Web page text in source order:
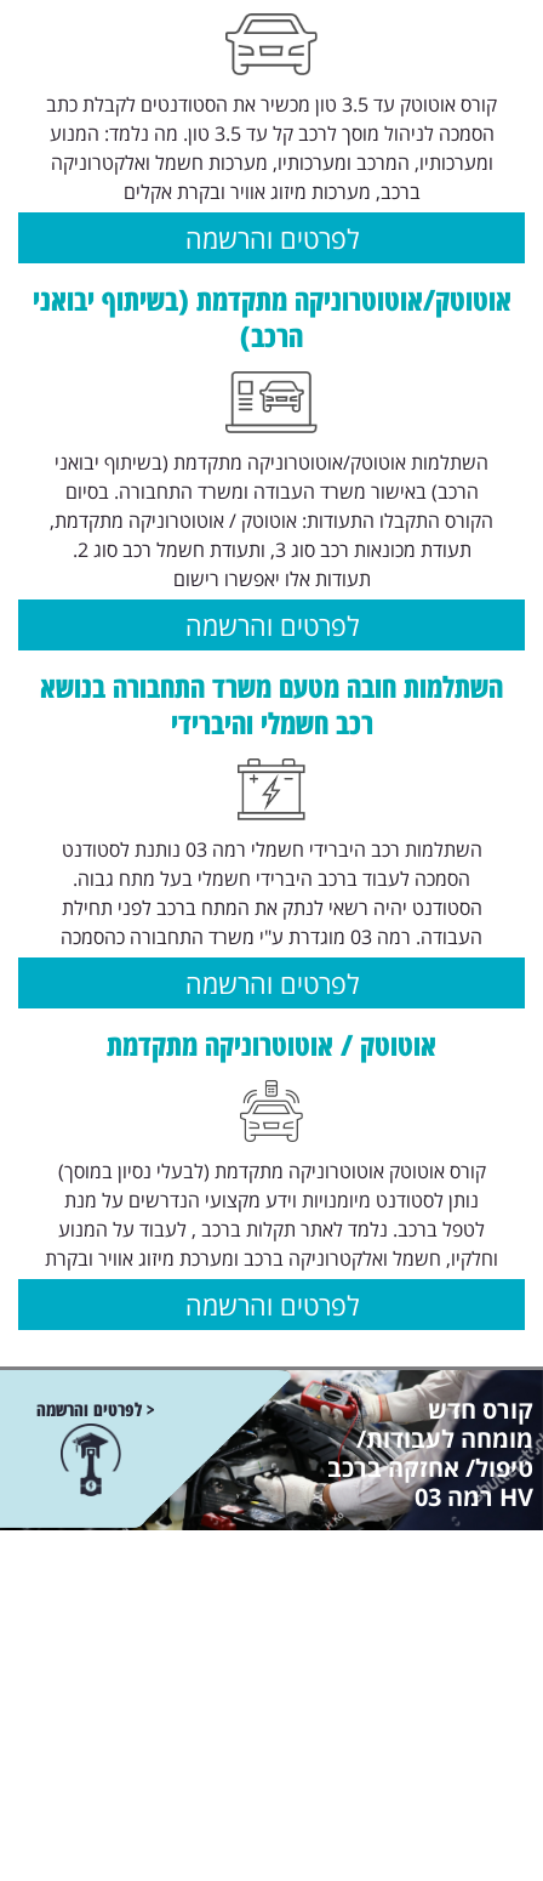
קורס אוטוטק עד 3.5 טון מכשיר את הסטודנטים לקבלת כתב
הסמכה לניהול מוסך לרכב קל עד 3.5 טון. מה נלמד: המנוע
ומערכותיו, המרכב ומערכותיו, מערכות חשמל ואלקטרוניקה
ברכב, מערכות מיזוג אוויר ובקרת אקלים
לפרטים והרשמה
אוטוטק/אוטוטרוניקה מתקדמת (בשיתוף יבואני
הרכב)
השתלמות אוטוטק/אוטוטרוניקה מתקדמת (בשיתוף יבואני
הרכב) באישור משרד העבודה ומשרד התחבורה. בסיום
הקורס התקבלו התעודות: אוטוטק / אוטוטרוניקה מתקדמת,
תעודת מכונאות רכב סוג 3, ותעודת חשמל רכב סוג 2.
תעודות אלו יאפשרו רישום
לפרטים והרשמה
השתלמות חובה מטעם משרד התחבורה בנושא
רכב חשמלי והיברידי
השתלמות רכב היברידי חשמלי רמה 03 נותנת לסטודנט
הסמכה לעבוד ברכב היברידי חשמלי בעל מתח גבוה.
הסטודנט יהיה רשאי לנתק את המתח ברכב לפני תחילת
העבודה. רמה 03 מוגדרת ע"י משרד התחבורה כהסמכה
לפרטים והרשמה
אוטוטק / אוטוטרוניקה מתקדמת
קורס אוטוטק אוטוטרוניקה מתקדמת (לבעלי נסיון במוסך)
נותן לסטודנט מיומנויות וידע מקצועי הנדרשים על מנת
לטפל ברכב. נלמד לאתר תקלות ברכב , לעבוד על המנוע
וחלקיו, חשמל ואלקטרוניקה ברכב ומערכת מיזוג אוויר ובקרת
לפרטים והרשמה
< לפרטים והרשמה
קורס חדש
מומחה לעבודות/
טיפול/ אחזקה ברכב
HV רמה 03